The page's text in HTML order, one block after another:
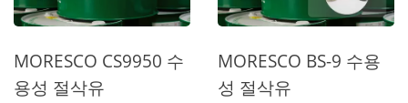
MORESCO CS9950 수
용성 절삭유
MORESCO BS-9 수용
성 절삭유